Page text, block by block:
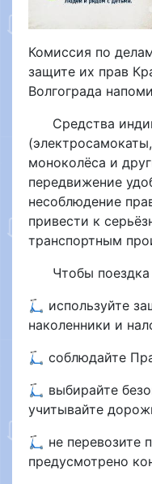
Комиссия по
защите их прав
Волгограда
Средства
моноколёса и
передвижение
несоблюдение
привести к
транспортным
Чтобы поездка
🛴 используйте
наколенники и
🛴 соблюдайте
🛴 выбирайте
учитывайте
🛴 не перевозите
предусмотрено